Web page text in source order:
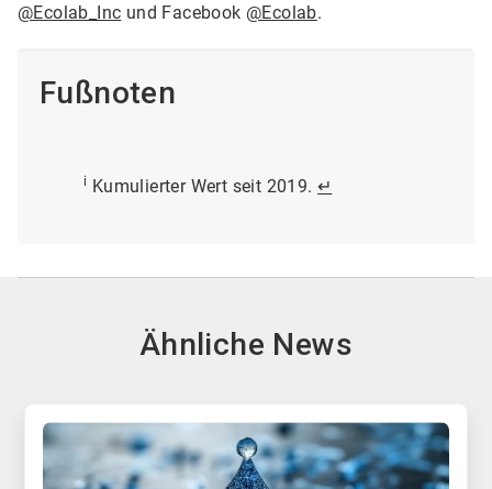
@Ecolab_Inc und Facebook @Ecolab.
Fußnoten
i Kumulierter Wert seit 2019. ↵
Ähnliche News